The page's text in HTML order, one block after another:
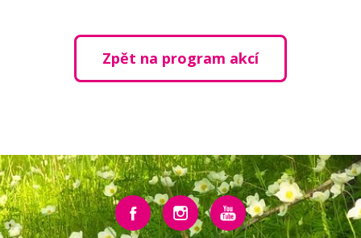
Zpět na program akcí